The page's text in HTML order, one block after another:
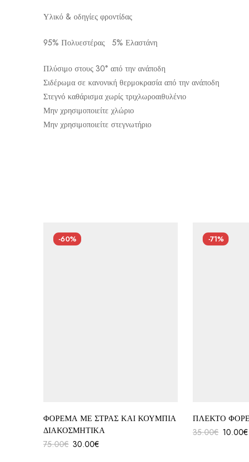
Υλικό & οδηγίες φροντίδας
95% Πολυεστέρας 5% Ελαστάνη
Πλύσιμο στους 30° από την ανάποδη
Σιδέρωμα σε κανονική θερμοκρασία από την ανάποδη
Στεγνό καθάρισμα χωρίς τριχλωροαιθυλένιο
Μην χρησιμοποιείτε χλώριο
Μην χρησιμοποιείτε στεγνωτήριο
Αποστολή σε πόλη: 2,50€
Αντικαταβολή: 2,50€
-60%
ΦΟΡΕΜΑ ΜΕ ΣΤΡΑΣ ΚΑΙ ΚΟΥΜΠΙΑ
ΔΙΑΚΟΣΜΗΤΙΚΑ
75.00€ 30.00€
-71%
ΠΛΕΚΤΟ
35.00€ 10.00€